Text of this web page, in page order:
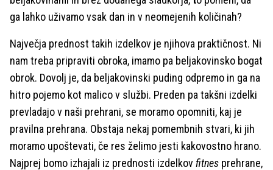
ga lahko uživamo vsak dan in v neomejenih količinah?
Največja prednost takih izdelkov je njihova praktičnost. Ni
nam treba pripraviti obroka, imamo pa beljakovinsko bogat
obrok. Dovolj je, da beljakovinski puding odpremo in ga na
hitro pojemo kot malico v službi. Preden pa takšni izdelki
prevladajo v naši prehrani, se moramo opomniti, kaj je
pravilna prehrana. Obstaja nekaj pomembnih stvari, ki jih
moramo upoštevati, če res želimo jesti kakovostno hrano.
Najprej bomo izhajali iz prednosti izdelkovfitnes prehrane,